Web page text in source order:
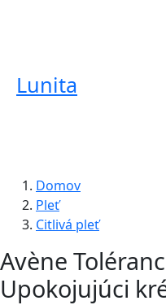
Lunita
Domov
Pleť
Citlivá pleť
Avène
Upokojujúci